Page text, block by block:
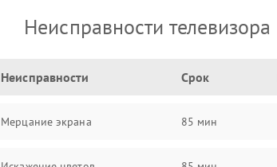
Неисправности телевизора
Неисправности Срок
Мерцание экрана 85 мин